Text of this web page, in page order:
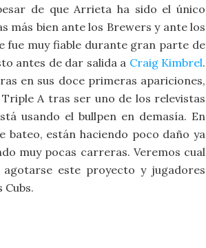
de que Arrieta ha sido el único
más bien ante los Brewers y ante los
fue muy fiable durante gran parte de
antes de dar salida a Craig Kimbrel.
en sus doce primeras apariciones,
A tras ser uno de los relevistas
usando el bullpen en demasía. En
bateo, están haciendo poco daño ya
muy pocas carreras. Veremos cual
este proyecto y jugadores